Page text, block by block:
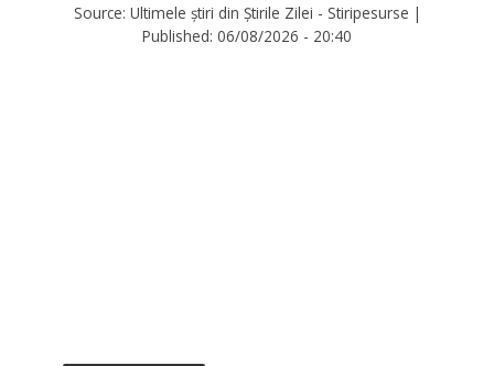
Source: Ultimele știri din Știrile Zilei - Stiripesurse |
Published: 06/08/2026 - 20:40